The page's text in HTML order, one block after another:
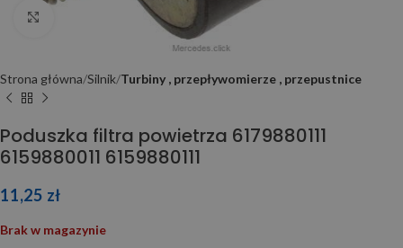
Strona główna Silnik Turbiny , przepływomierze , przepustnice
Poduszka filtra powietrza 6179880111
6159880011 6159880111
11,25 zł
Brak w magazynie